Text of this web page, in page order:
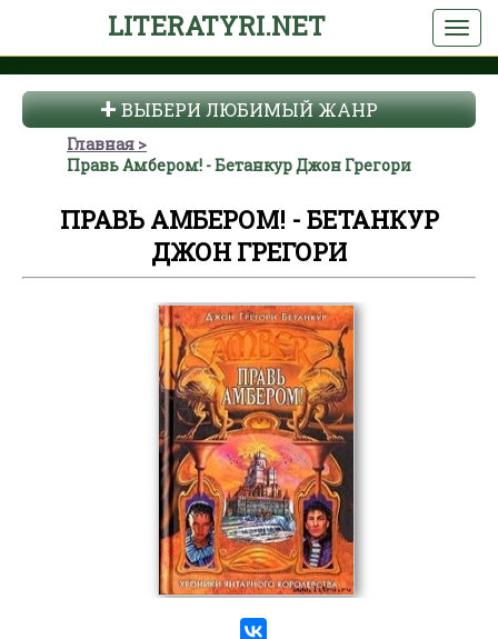
LITERATYRI.NET
ВЫБЕРИ ЛЮБИМЫЙ ЖАНР
Главная
Правь Амбером! - Бетанкур Джон Грегори
ПРАВЬ АМБЕРОМ! - БЕТАНКУР
ДЖОН ГРЕГОРИ